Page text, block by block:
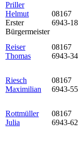
Priller
Helmut
Erster
Bürgermeister
08167
6943-18
Reiser
Thomas
08167
6943-34
Riesch
Maximilian
08167
6943-55
Rottmüller
Julia
08167
6943-62